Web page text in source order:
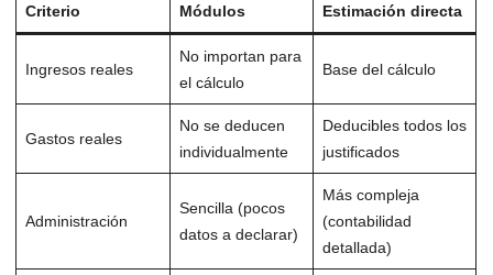
Criterio Módulos Estimación directa
Ingresos reales
No importan para
el cálculo
Base del cálculo
Gastos reales
No se deducen
individualmente
Deducibles todos los
justificados
Administración
Sencilla (pocos
datos a declarar)
Más compleja
(contabilidad
detallada)